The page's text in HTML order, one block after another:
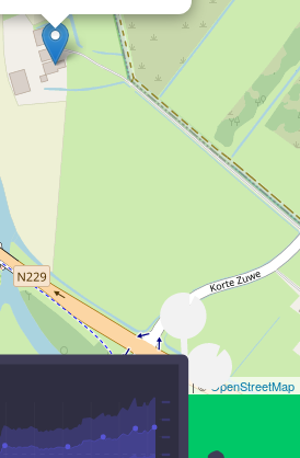
| © OpenStreetMap